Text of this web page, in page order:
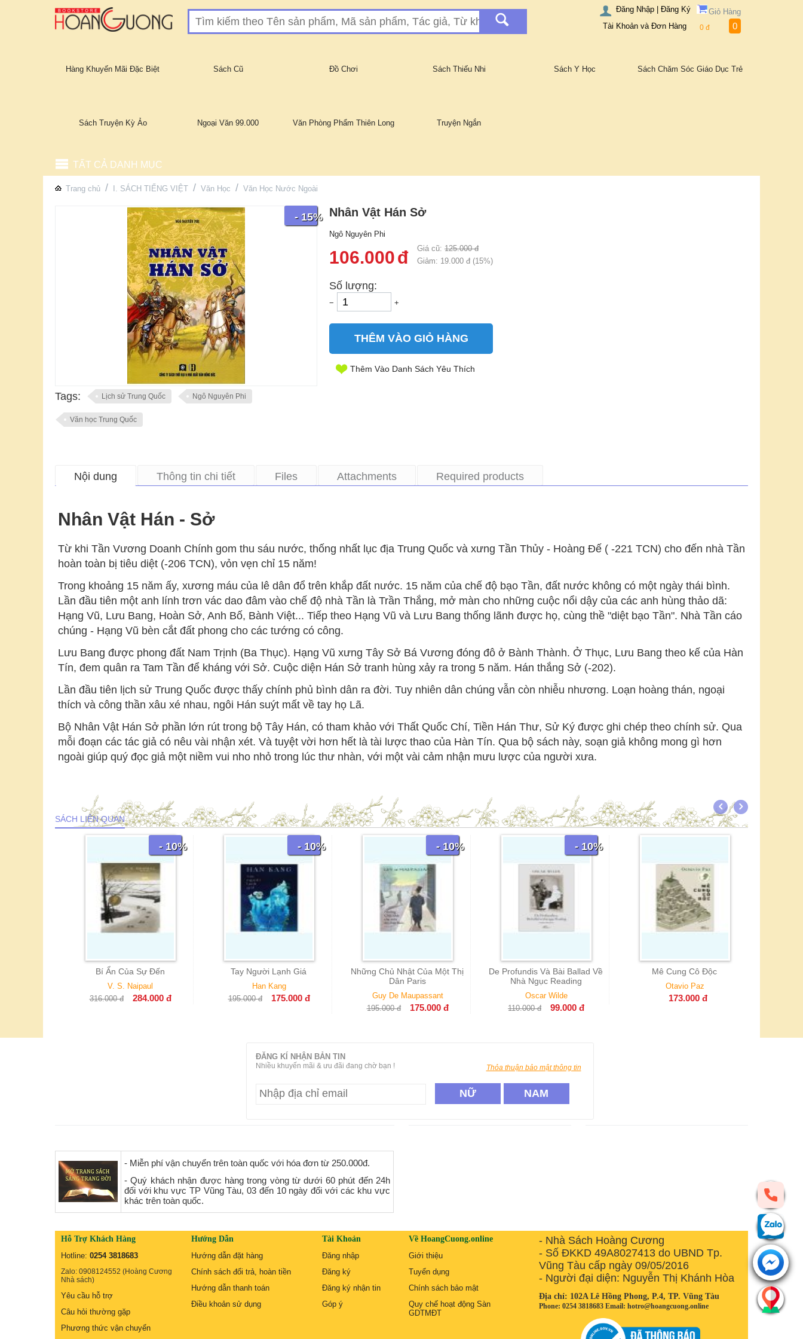
Giỏ Hàng
0đ 0
Đăng Nhập | Đăng Ký
Tài Khoản và Đơn Hàng
Hàng Khuyến Mãi Đặc Biệt Sách Cũ Đồ Chơi Sách Thiếu Nhi Sách Y Học Sách Chăm Sóc Giáo Dục Trẻ
Sách Truyện Kỳ Ảo Ngoại Văn 99.000 Văn Phòng Phẩm Thiên Long Truyện Ngắn
TẤT CẢ DANH MỤC
Trang chủ / I. SÁCH TIẾNG VIỆT / Văn Học / Văn Học Nước Ngoài
- 15%
Tags: Lịch sử Trung Quốc Ngô Nguyên Phi
Văn học Trung Quốc
Nhân Vật Hán Sở
Ngô Nguyên Phi
106.000đ Giá cũ: 125.000 đ
Giảm: 19.000 đ (15%)
Số lượng:
− +
THÊM VÀO GIỎ HÀNG
Thêm Vào Danh Sách Yêu Thích
Nội dung Thông tin chi tiết Files Attachments Required products
Nhân Vật Hán - Sở
Từ khi Tần Vương Doanh Chính gom thu sáu nước, thống nhất lục địa Trung Quốc và xưng Tần Thủy - Hoàng Đế ( -221 TCN) cho đến nhà Tần
hoàn toàn bị tiêu diệt (-206 TCN), vỏn vẹn chỉ 15 năm!
Trong khoảng 15 năm ấy, xương máu của lê dân đổ trên khắp đất nước. 15 năm của chế độ bạo Tần, đất nước không có một ngày thái bình.
Lần đầu tiên một anh lính trơn vác dao đâm vào chế độ nhà Tần là Trần Thắng, mở màn cho những cuộc nổi dậy của các anh hùng thảo dã:
Hạng Vũ, Lưu Bang, Hoàn Sở, Anh Bố, Bành Việt... Tiếp theo Hạng Vũ và Lưu Bang thống lãnh được họ, cùng thề "diệt bạo Tần". Nhà Tần cáo
chúng - Hạng Vũ bèn cắt đất phong cho các tướng có công.
Lưu Bang được phong đất Nam Trịnh (Ba Thục). Hạng Vũ xưng Tây Sở Bá Vương đóng đô ở Bành Thành. Ở Thục, Lưu Bang theo kế của Hàn
Tín, đem quân ra Tam Tần để kháng với Sở. Cuộc diện Hán Sở tranh hùng xảy ra trong 5 năm. Hán thắng Sở (-202).
Lần đầu tiên lịch sử Trung Quốc được thấy chính phủ bình dân ra đời. Tuy nhiên dân chúng vẫn còn nhiễu nhương. Loạn hoàng thán, ngoại
thích và công thần xâu xé nhau, ngôi Hán suýt mất về tay họ Lã.
Bộ Nhân Vật Hán Sở phần lớn rút trong bộ Tây Hán, có tham khảo với Thất Quốc Chí, Tiền Hán Thư, Sử Ký được ghi chép theo chính sử. Qua
mỗi đoạn các tác giả có nêu vài nhận xét. Và tuyệt vời hơn hết là tài lược thao của Hàn Tín. Qua bộ sách này, soạn giả không mong gì hơn
ngoài giúp quý đọc giả một niềm vui nho nhỏ trong lúc thư nhàn, với một vài cảm nhận mưu lược của người xưa.
SÁCH LIÊN QUAN
- 10%
Bí Ẩn Của Sự Đến
V. S. Naipaul
316.000 đ 284.000 đ
- 10%
Tay Người Lạnh Giá
Han Kang
195.000 đ 175.000 đ
- 10%
Những Chủ Nhật Của Một Thị
Dân Paris
Guy De Maupassant
195.000 đ 175.000 đ
- 10%
De Profundis Và Bài Ballad Về
Nhà Ngục Reading
Oscar Wilde
110.000 đ 99.000 đ
Mê Cung Cô Độc
Otavio Paz
173.000 đ
ĐĂNG KÍ NHẬN BẢN TIN
Nhiều khuyến mãi & ưu đãi đang chờ bạn ! Thỏa thuận bảo mật thông tin
NỮ NAM
- Miễn phí vận chuyển trên toàn quốc với hóa đơn từ 250.000đ.
- Quý khách nhận được hàng trong vòng từ dưới 60 phút đến 24h
đối với khu vực TP Vũng Tàu, 03 đến 10 ngày đối với các khu vực
khác trên toàn quốc.
Hỗ Trợ Khách Hàng
Hotline: 0254 3818683
Zalo: 0908124552 (Hoàng Cương
Nhà sách)
Yêu cầu hỗ trợ
Câu hỏi thường gặp
Phương thức vận chuyển
Hướng Dẫn
Hướng dẫn đặt hàng
Chính sách đổi trả, hoàn tiền
Hướng dẫn thanh toán
Điều khoản sử dụng
Tài Khoản
Đăng nhập
Đăng ký
Đăng ký nhận tin
Góp ý
Về HoangCuong.online
Giới thiệu
Tuyển dụng
Chính sách bảo mật
Quy chế hoạt động Sàn
GDTMĐT
- Nhà Sách Hoàng Cương
- Số ĐKKD 49A8027413 do UBND Tp.
Vũng Tàu cấp ngày 09/05/2016
- Người đại diện: Nguyễn Thị Khánh Hòa
Địa chỉ: 102A Lê Hồng Phong, P.4, TP. Vũng Tàu
Phone: 0254 3818683 Email: hotro@hoangcuong.online